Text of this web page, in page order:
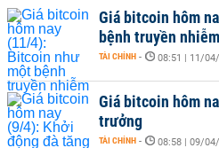
Giá bitcoin hôm
bệnh truyền nhiễm
TÀI CHÍNH - 08:51 | 11/
Giá bitcoin hôm
trưởng
TÀI CHÍNH - 08:58 | 09/